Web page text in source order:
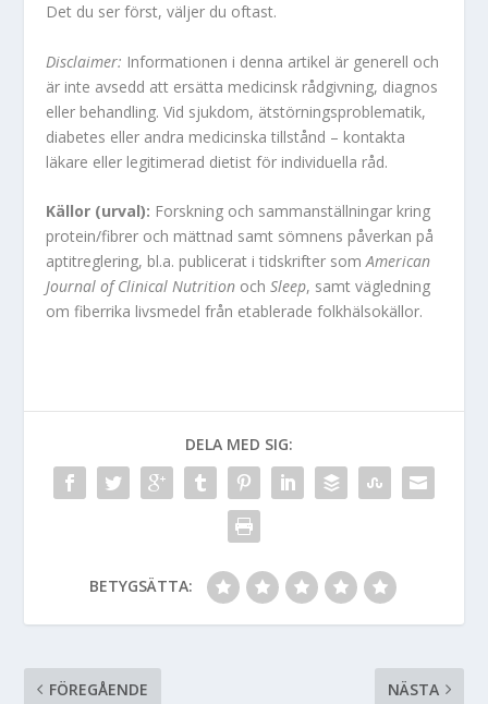
Det du ser först, väljer du oftast.
Disclaimer: Informationen i denna artikel är generell och
är inte avsedd att ersätta medicinsk rådgivning, diagnos
eller behandling. Vid sjukdom, ätstörningsproblematik,
diabetes eller andra medicinska tillstånd – kontakta
läkare eller legitimerad dietist för individuella råd.
Källor (urval): Forskning och sammanställningar kring
protein/fibrer och mättnad samt sömnens påverkan på
aptitreglering, bl.a. publicerat i tidskrifter somAmerican
Journal of Clinical Nutrition ochSleep, samt vägledning
om fiberrika livsmedel från etablerade folkhälsokällor.
DELA MED SIG:
BETYGSÄTTA:
FÖREGÅENDE NÄSTA